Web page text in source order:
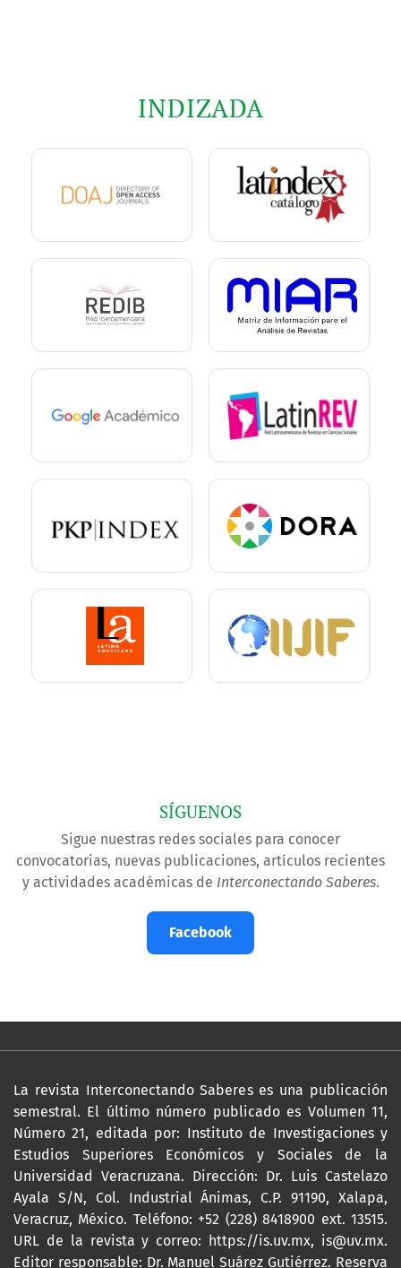
INDIZADA
SÍGUENOS
Sigue nuestras redes sociales para conocer
convocatorias, nuevas publicaciones, artículos recientes
y actividades académicas de Interconectando Saberes.
Facebook
La revista Interconectando Saberes es una publicación
semestral. El último número publicado es Volumen 11,
Número 21, editada por: Instituto de Investigaciones y
Estudios Superiores Económicos y Sociales de la
Universidad Veracruzana. Dirección: Dr. Luis Castelazo
Ayala S/N, Col. Industrial Ánimas, C.P. 91190, Xalapa,
Veracruz, México. Teléfono: +52 (228) 8418900 ext. 13515.
URL de la revista y correo:
https://is.uv.mx, is@uv.mx.
Editor responsable: Dr. Manuel Suárez Gutiérrez. Reserva